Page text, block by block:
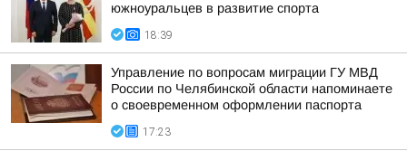
южноуральцев в развитие спорта
18:39
Управление по вопросам миграции ГУ МВД
России по Челябинской области напоминаете
о своевременном оформлении паспорта
17:23